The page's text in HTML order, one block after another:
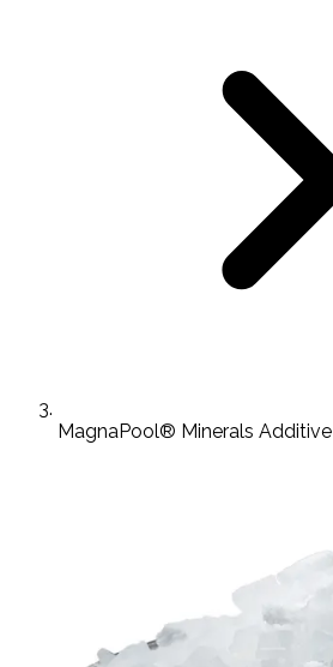
MagnaPool® Minerals Additive